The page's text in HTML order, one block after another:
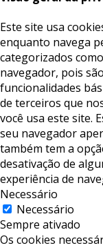
Este site usa
enquanto navega
categorizados
navegador, pois
funcionalidades
de terceiros que
você usa este site.
seu navegador
também tem a
desativação de
experiência de
Necessário
Necessário
Sempre ativado
Os cookies